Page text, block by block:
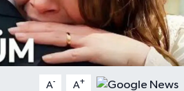
A- A+